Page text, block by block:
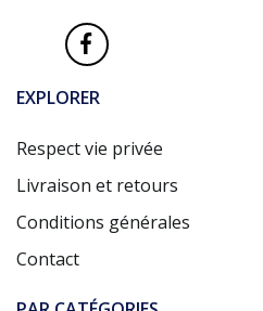
EXPLORER
Respect vie privée
Livraison et retours
Conditions générales
Contact